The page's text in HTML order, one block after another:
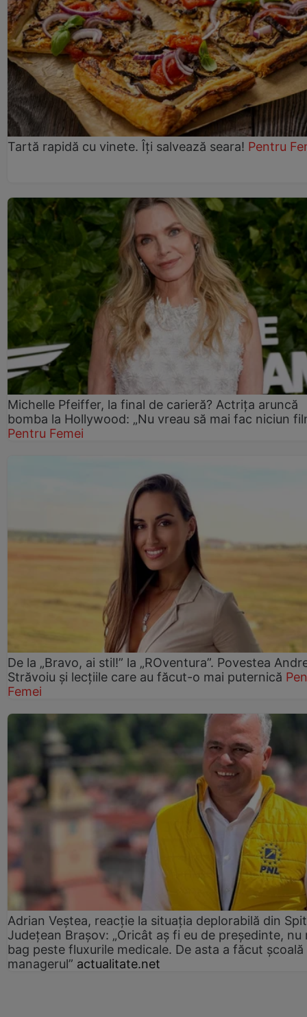
Tartă rapidă cu vinete. Îți salvează seara! Pentru
Michelle Pfeiffer, la final de carieră? Actrița aruncă
bomba la Hollywood: „Nu vreau să mai fac niciun
Pentru Femei
De la „Bravo, ai stil!” la „ROventura”. Povestea
Străvoiu și lecțiile care au făcut-o mai puternică
Femei
Adrian Veștea, reacție la situația deplorabilă din
Județean Brașov: „Oricât aș fi eu de președinte, nu
bag peste fluxurile medicale. De asta a făcut școală
managerul” actualitate.net